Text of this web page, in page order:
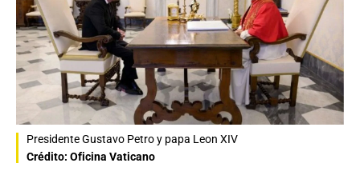
Presidente Gustavo Petro y papa Leon XIV
Crédito: Oficina Vaticano